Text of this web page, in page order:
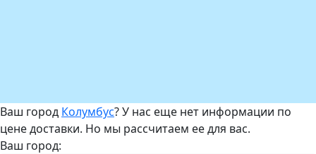
Ваш город Колумбус? У нас еще нет информации по
цене доставки. Но мы рассчитаем ее для вас.
Ваш город: